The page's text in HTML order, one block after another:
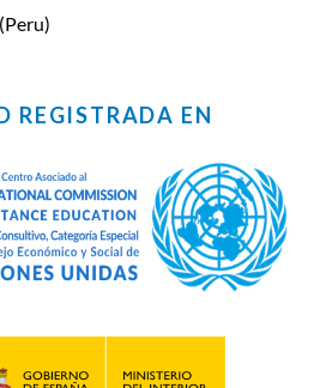
(Peru)
REGISTRADA EN